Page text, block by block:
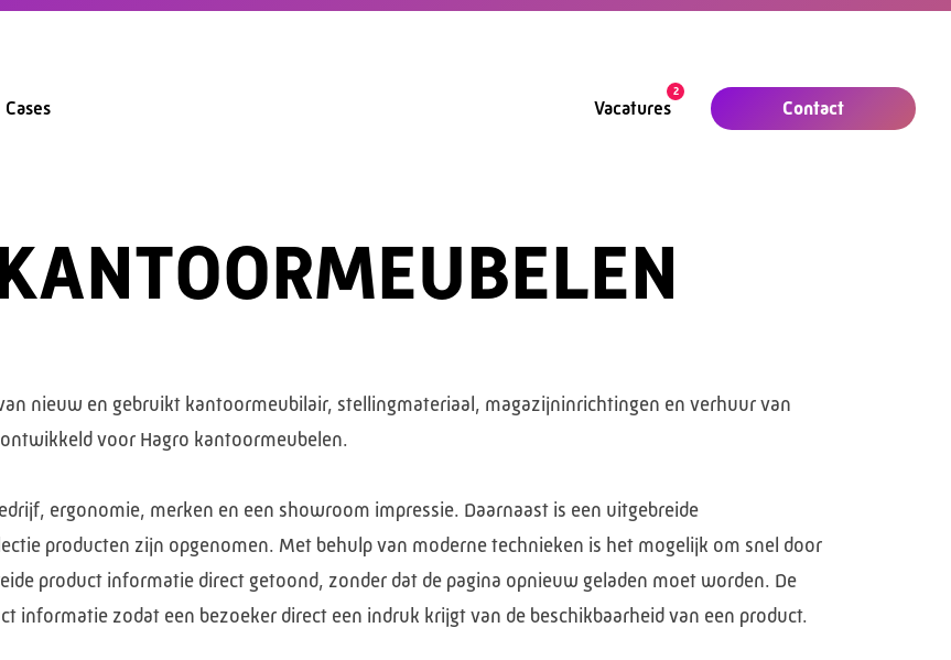
Cases Vacatures
2
Contact
nieuw en gebruikt kantoormeubilair, stellingmateriaal, magazijninrichtingen en verhuur van
voor Hagro kantoormeubelen.
ergonomie, merken en een showroom impressie. Daarnaast is een uitgebreide
producten zijn opgenomen. Met behulp van moderne technieken is het mogelijk om snel door
product informatie direct getoond, zonder dat de pagina opnieuw geladen moet worden. De
informatie zodat een bezoeker direct een indruk krijgt van de beschikbaarheid van een product.